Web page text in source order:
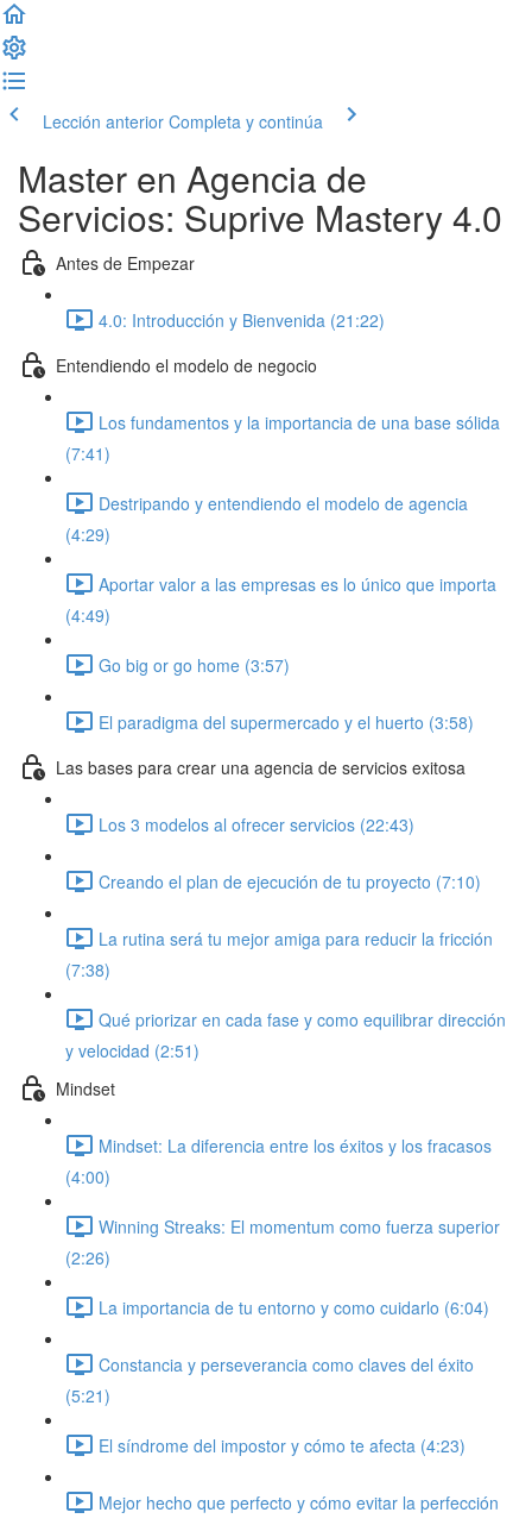
Lección anterior Completa y continúa
Master en Agencia de
Servicios: Suprive Mastery 4.0
Antes de Empezar
4.0: Introducción y Bienvenida (21:22)
Entendiendo el modelo de negocio
Los fundamentos y la importancia de una base sólida
(7:41)
Destripando y entendiendo el modelo de agencia
(4:29)
Aportar valor a las empresas es lo único que importa
(4:49)
Go big or go home (3:57)
El paradigma del supermercado y el huerto (3:58)
Las bases para crear una agencia de servicios exitosa
Los 3 modelos al ofrecer servicios (22:43)
Creando el plan de ejecución de tu proyecto (7:10)
La rutina será tu mejor amiga para reducir la fricción
(7:38)
Qué priorizar en cada fase y como equilibrar dirección
y velocidad (2:51)
Mindset
Mindset: La diferencia entre los éxitos y los fracasos
(4:00)
Winning Streaks: El momentum como fuerza superior
(2:26)
La importancia de tu entorno y como cuidarlo (6:04)
Constancia y perseverancia como claves del éxito
(5:21)
El síndrome del impostor y cómo te afecta (4:23)
Mejor hecho que perfecto y cómo evitar la perfección